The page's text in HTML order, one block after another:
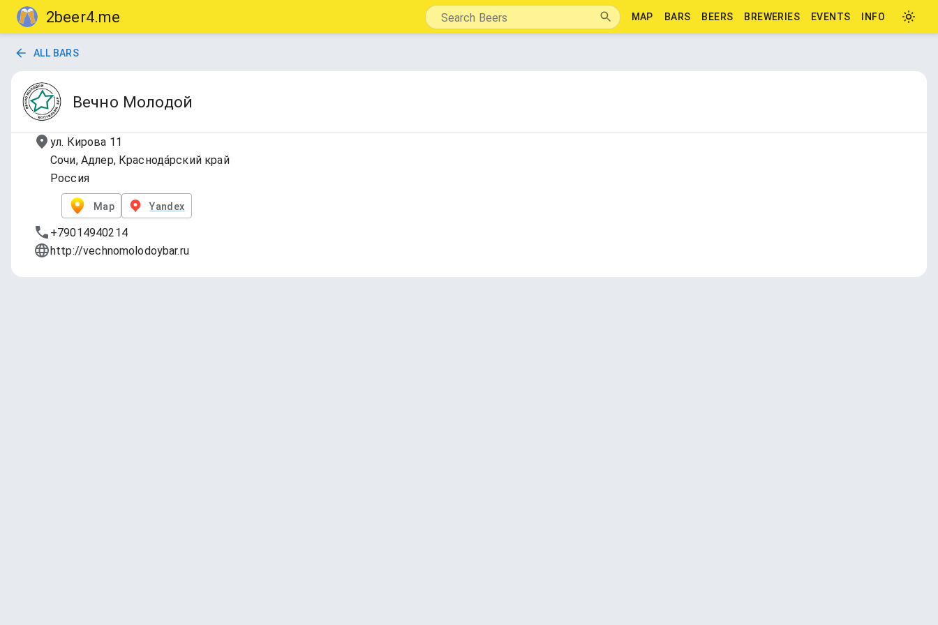
2beer4.me MAP BARS BEERS BREWERIES EVENTS INFO
ALL BARS
Вечно Молодой
ул. Кирова 11
Сочи, Адлер, Краснода́рский край
Россия
Map Yandex
+79014940214
http://vechnomolodoybar.ru